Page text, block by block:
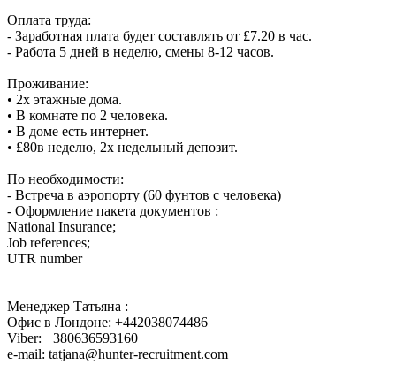
Оплата труда:
- Заработная плата будет составлять от £7.20 в час.
- Работа 5 дней в неделю, смены 8-12 часов.
Проживание:
• 2х этажные дома.
• В комнате по 2 человека.
• В доме есть интернет.
• £80в неделю, 2х недельный депозит.
По необходимости:
- Встреча в аэропорту (60 фунтов с человека)
- Оформление пакета документов :
National Insurance;
Job references;
UTR number
Менеджер Татьяна :
Офис в Лондоне: +442038074486
Viber: +380636593160
e-mail: tatjana@hunter-recruitment.com